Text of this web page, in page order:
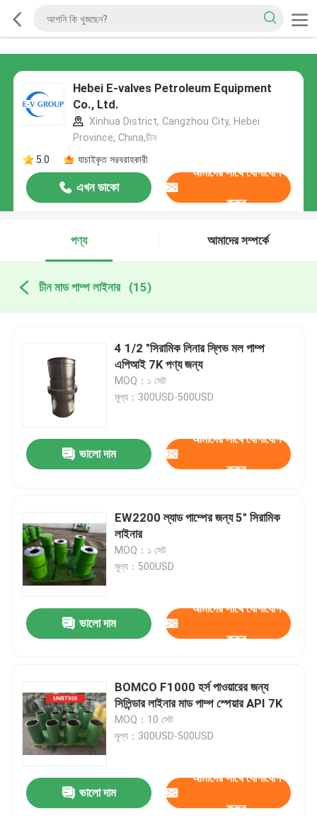
Hebei E-valves Petroleum Equipment
Co., Ltd.
Xinhua District, Cangzhou City, Hebei
Province, China,চীন
5.0
যাচাইকৃত সরবরাহকারী
এখন ডাকো
আমাদের সাথে যোগাযোগ
করুন
পণ্য আমাদের সম্পর্কে
চীন মাড পাম্প লাইনার (15)
4 1/2 "সিরামিক লিনার স্লিভ মল পাম্প
এপিআই 7K পণ্য জন্য
MOQ：১ সেট
মূল্য：300USD-500USD
ভালো দাম
আমাদের সাথে যোগাযোগ
করুন
EW2200 ল্যাড পাম্পের জন্য 5" সিরামিক
লাইনার
MOQ：১ সেট
মূল্য：500USD
ভালো দাম
আমাদের সাথে যোগাযোগ
করুন
BOMCO F1000 হর্স পাওয়ারের জন্য
সিলিন্ডার লাইনার মাড পাম্প স্পেয়ার API 7K
MOQ：10 সেট
মূল্য：300USD-500USD
ভালো দাম
আমাদের সাথে যোগাযোগ
করুন